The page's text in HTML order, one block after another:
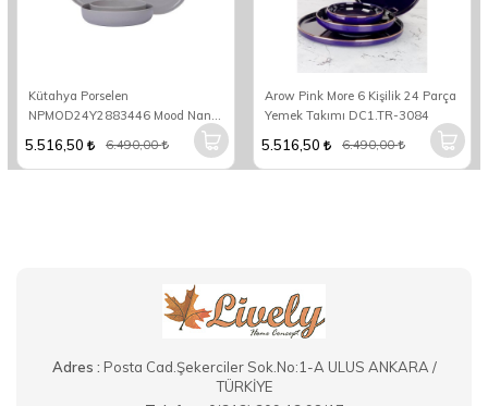
Kütahya Porselen
NPMOD24Y2883446 Mood Nano
6 Kişilik 24 Parça Yuvarlak Yemek
Takımı
5.516,50 6.490,00
Arow Pink More 6 Kişilik 24 Parça
Yemek Takımı DC1.TR-3084
5.516,50 6.490,00
Adres : Posta Cad.Şekerciler Sok.No:1-A ULUS ANKARA /
TÜRKİYE